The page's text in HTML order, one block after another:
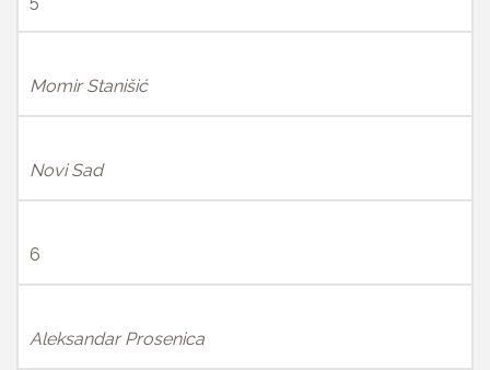
Momir Stanišić
Novi Sad
6
Aleksandar Prosenica